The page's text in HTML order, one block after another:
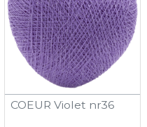
COEUR Violet nr36